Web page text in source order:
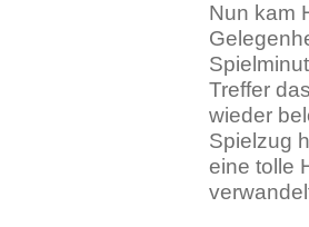
Nun kam
Treffer
wieder
Spielzug
eine tolle